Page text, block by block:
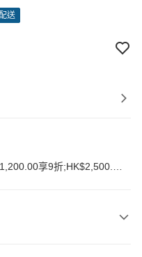
送
享9折;HK$2,500.00